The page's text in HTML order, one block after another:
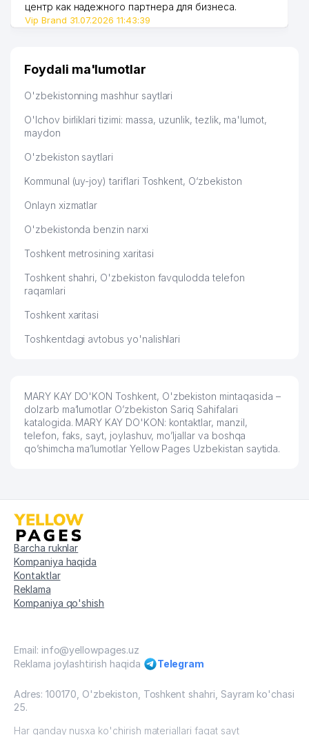
центр как надежного партнера для бизнеса.
Vip Brand 31.07.2026 11:43:39
Foydali ma'lumotlar
O'zbekistonning mashhur saytlari
O'lchov birliklari tizimi: massa, uzunlik, tezlik, ma'lumot,
maydon
O'zbekiston saytlari
Kommunal (uy-joy) tariflari Toshkent, O‘zbekiston
Onlayn xizmatlar
O'zbekistonda benzin narxi
Toshkent metrosining xaritasi
Toshkent shahri, O'zbekiston favqulodda telefon
raqamlari
Toshkent xaritasi
Toshkentdagi avtobus yo'nalishlari
MARY KAY DO'KON Toshkent, O'zbekiston mintaqasida –
dolzarb ma’lumotlar O’zbekiston Sariq Sahifalari
katalogida. MARY KAY DO'KON: kontaktlar, manzil,
telefon, faks, sayt, joylashuv, mo’ljallar va boshqa
qo’shimcha ma’lumotlar Yellow Pages Uzbekistan saytida.
Barcha ruknlar
Kompaniya haqida
Kontaktlar
Reklama
Kompaniya qo'shish
Email: info@yellowpages.uz
Reklama joylashtirish haqida
Telegram
Adres: 100170, O'zbekiston, Toshkent shahri, Sayram ko'chasi
25.
Har qanday nusxa ko'chirish materiallari faqat sayt